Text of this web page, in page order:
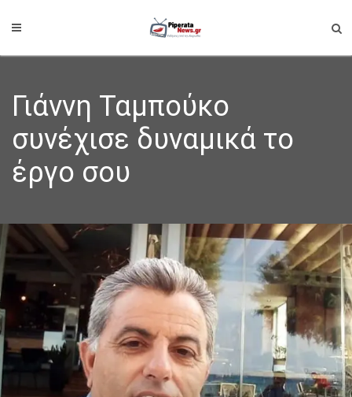
Γιάννη Ταμπούκο
συνέχισε δυναμικά το
έργο σου